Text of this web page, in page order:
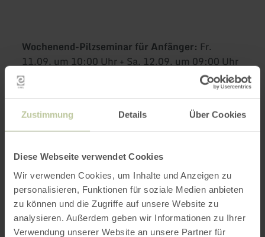
Zustimmung Details Über Cookies
Diese Webseite verwendet Cookies
Wir verwenden Cookies, um Inhalte und Anzeigen zu
personalisieren, Funktionen für soziale Medien anbieten
zu können und die Zugriffe auf unsere Website zu
analysieren. Außerdem geben wir Informationen zu Ihrer
Verwendung unserer Website an unsere Partner für
Wochenend-Pilzseminar für Anfänger: Fr.
11.09. um 10:00 Uhr + Sa. 12.09. um 09:00 Uhr
+ So. 13.09.2026 um 09.00 Uhr | Fr. 02.10. um
10:00 Uhr + Sa. 03.10. um 09:00 Uhr + So.
Die Ökologie der Pilze, die häufigsten Arten,
Speisepilze und ihre giftigen Doppelgänger,
Sammel- und Zubereitungsregeln und die
weitere Verwendbarkeit der Pilze u.a. werden
thematisiert. Bestandteil des Seminars sind
Vorträge, Exkursionen und Sammeln,
Besprechen der Funde, Bestimmungsübungen,